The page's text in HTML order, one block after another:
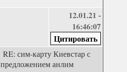
12.01.21 -
16:46:07
RE: сим-карту Киевстар с
предложением анлим